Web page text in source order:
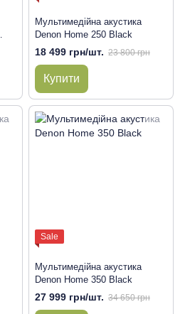
Мультимедійна акустика
Denon Home 250 Black
18 499 грн/шт. 23 800 грн
Купити
Sale
Мультимедійна акустика
Denon Home 350 Black
27 999 грн/шт. 34 650 грн